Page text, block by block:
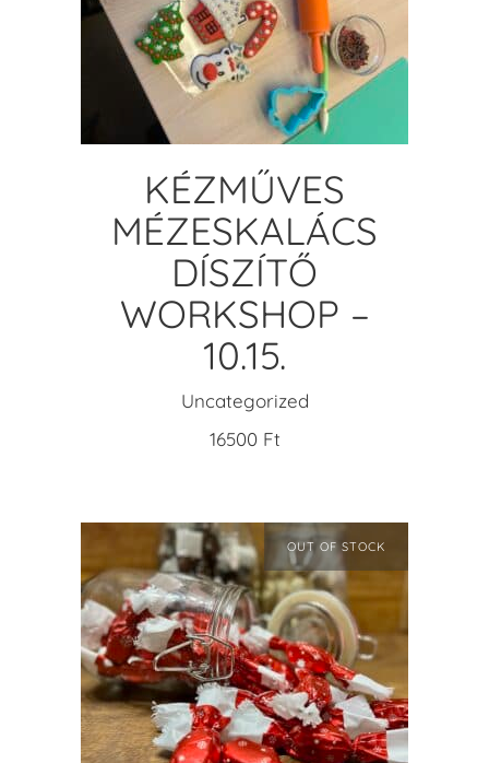
READ MORE
KÉZMŰVES
MÉZESKALÁCS
DÍSZÍTŐ
WORKSHOP –
10.15.
Uncategorized
16500 Ft
OUT OF STOCK
READ MORE